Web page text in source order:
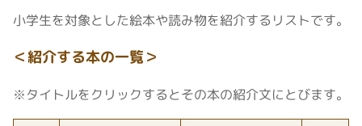
小学生を対象とした絵本や読み物を紹介するリストです。
＜紹介する本の一覧＞
※タイトルをクリックするとその本の紹介文にとびます。